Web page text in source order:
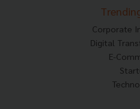
Corporate
Digital
E-